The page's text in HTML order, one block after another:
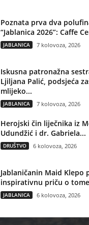
Poznata prva dva
“Jablanica 2026”: Caffe
JABLANICA 7 kolovoza, 2026
Iskusna patronažna
Ljiljana Palić, podsjeća
mlijeko...
JABLANICA 7 kolovoza, 2026
Herojski čin liječnika iz
Udundžić i dr. Gabriela...
DRUŠTVO 6 kolovoza, 2026
Jablaničanin Maid Klepo
inspirativnu priču o
JABLANICA 6 kolovoza, 2026